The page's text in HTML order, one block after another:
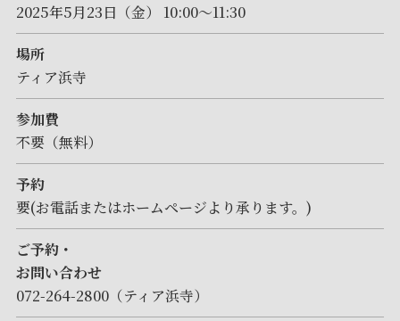
2025年5月23日（金） 10:00～11:30
場所
ティア浜寺
参加費
不要（無料）
予約
要(お電話またはホームページより承ります。)
ご予約・
お問い合わせ
072-264-2800（ティア浜寺）